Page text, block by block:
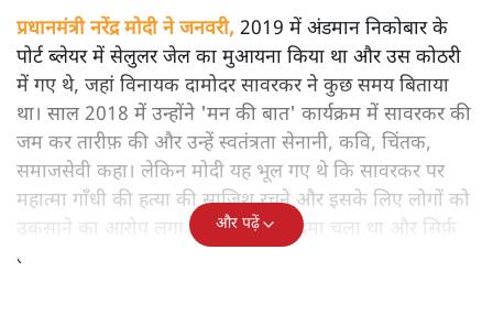
प्रधानमंत्री नरेंद्र मोदी ने जनवरी, 2019 में अंडमान निकोबार के
पोर्ट ब्लेयर में सेलुलर जेल का मुआयना किया था और उस कोठरी
में गए थे, जहां विनायक दामोदर सावरकर ने कुछ समय बिताया
था। साल 2018 में उन्होंने 'मन की बात' कार्यक्रम में सावरकर की
जम कर तारीफ़ की और उन्हें स्वतंत्रता सेनानी, कवि, चिंतक,
समाजसेवी कहा। लेकिन मोदी यह भूल गए थे कि सावरकर पर
महात्मा गाँधी की हत्या की साजिश रचने और इसके लिए लोगों को
उकसाने का आरोप लगा था, उन पर मुक़दमा चला था और सिर्फ़
तकनीकी कारणों से उन्हें सज़ा नहीं हुई थी।
और पढ़ें